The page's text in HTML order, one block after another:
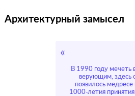
Архитектурный замысел
В 1990 году мечеть
верующим, здесь
появилось
1000-летия